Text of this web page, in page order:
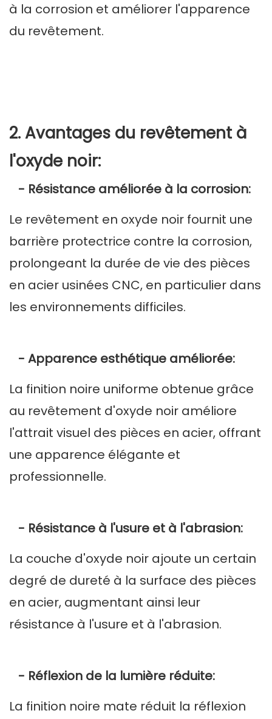
à la corrosion et améliorer l'apparence
du revêtement.
2. Avantages du revêtement à
l'oxyde noir:
- Résistance améliorée à la corrosion:
Le revêtement en oxyde noir fournit une
barrière protectrice contre la corrosion,
prolongeant la durée de vie des pièces
en acier usinées CNC, en particulier dans
les environnements difficiles.
- Apparence esthétique améliorée:
La finition noire uniforme obtenue grâce
au revêtement d'oxyde noir améliore
l'attrait visuel des pièces en acier, offrant
une apparence élégante et
professionnelle.
- Résistance à l'usure et à l'abrasion:
La couche d'oxyde noir ajoute un certain
degré de dureté à la surface des pièces
en acier, augmentant ainsi leur
résistance à l'usure et à l'abrasion.
- Réflexion de la lumière réduite:
La finition noire mate réduit la réflexion